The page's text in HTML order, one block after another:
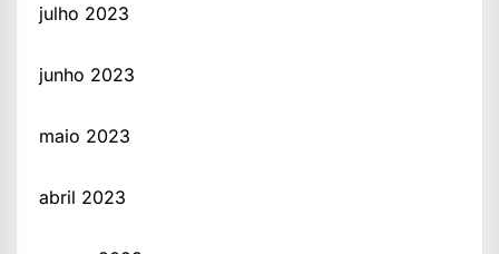
julho 2023
junho 2023
maio 2023
abril 2023